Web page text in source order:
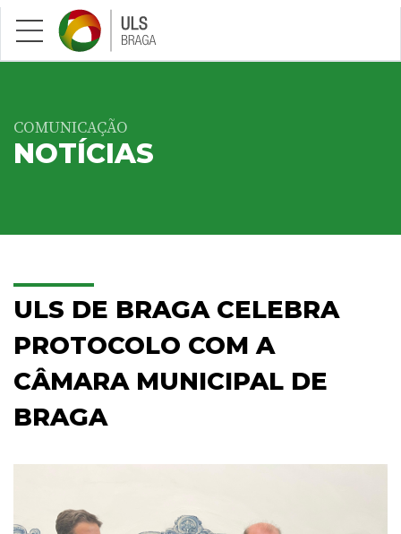
Saltar para conteúdo principal
COMUNICAÇÃO
NOTÍCIAS
ULS DE BRAGA CELEBRA
PROTOCOLO COM A
CÂMARA MUNICIPAL DE
BRAGA